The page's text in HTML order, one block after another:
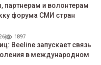
партнерам и волонтерам
форума СМИ стран
1897
Beeline запускает связь
в международном